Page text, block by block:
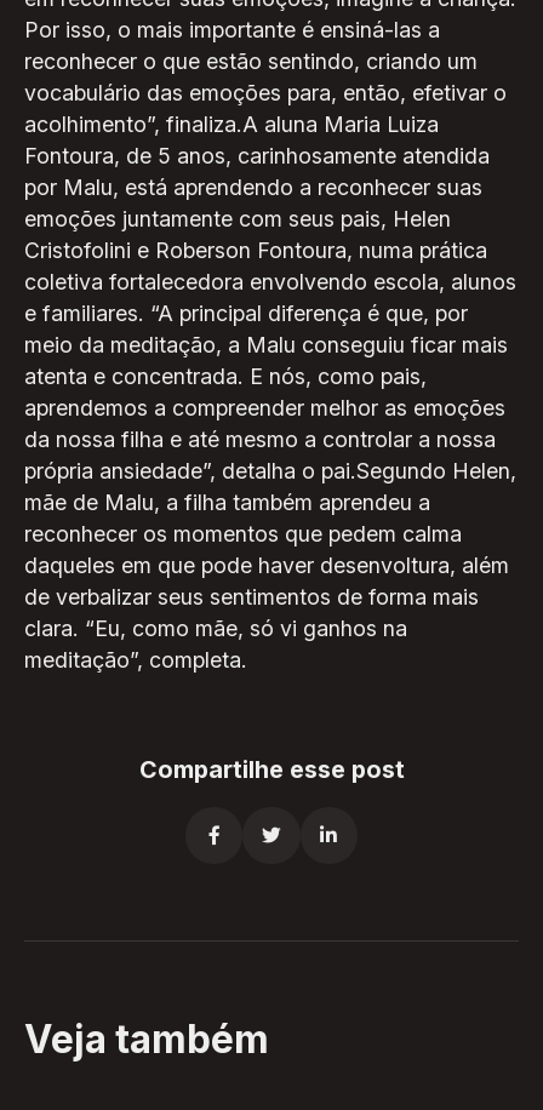
Por isso, o mais importante é ensiná-las a
reconhecer o que estão sentindo, criando um
vocabulário das emoções para, então, efetivar o
acolhimento”, finaliza.A aluna Maria Luiza
Fontoura, de 5 anos, carinhosamente atendida
por Malu, está aprendendo a reconhecer suas
emoções juntamente com seus pais, Helen
Cristofolini e Roberson Fontoura, numa prática
coletiva fortalecedora envolvendo escola, alunos
e familiares. “A principal diferença é que, por
meio da meditação, a Malu conseguiu ficar mais
atenta e concentrada. E nós, como pais,
aprendemos a compreender melhor as emoções
da nossa filha e até mesmo a controlar a nossa
própria ansiedade”, detalha o pai.Segundo Helen,
mãe de Malu, a filha também aprendeu a
reconhecer os momentos que pedem calma
daqueles em que pode haver desenvoltura, além
de verbalizar seus sentimentos de forma mais
clara. “Eu, como mãe, só vi ganhos na
meditação”, completa.
Compartilhe esse post
  
Veja também